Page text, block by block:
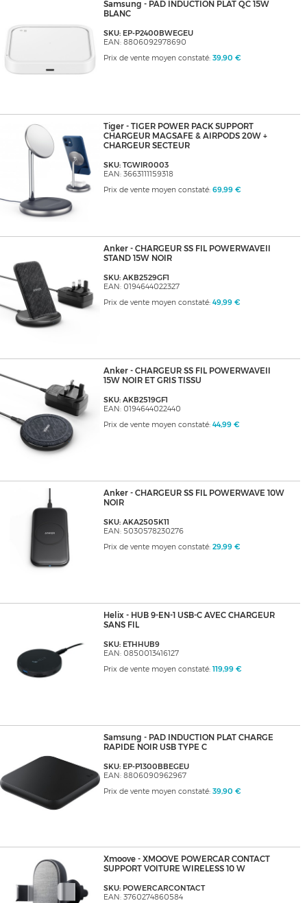
Samsung - PAD INDUCTION PLAT QC 15W
BLANC
SKU: EP-P2400BWEGEU
EAN: 8806092978690
Prix de vente moyen constaté: 39,90 €
Tiger - TIGER POWER PACK SUPPORT
CHARGEUR MAGSAFE & AIRPODS 20W +
CHARGEUR SECTEUR
SKU: TGWIR0003
EAN: 3663111159318
Prix de vente moyen constaté: 69,99 €
Anker - CHARGEUR SS FIL POWERWAVEII
STAND 15W NOIR
SKU: AKB2529GF1
EAN: 0194644022327
Prix de vente moyen constaté: 49,99 €
Anker - CHARGEUR SS FIL POWERWAVEII
15W NOIR ET GRIS TISSU
SKU: AKB2519GF1
EAN: 0194644022440
Prix de vente moyen constaté: 44,99 €
Anker - CHARGEUR SS FIL POWERWAVE 10W
NOIR
SKU: AKA2505K11
EAN: 5030578230276
Prix de vente moyen constaté: 29,99 €
Helix - HUB 9-EN-1 USB-C AVEC CHARGEUR
SANS FIL
SKU: ETHHUB9
EAN: 0850013416127
Prix de vente moyen constaté: 119,99 €
Samsung - PAD INDUCTION PLAT CHARGE
RAPIDE NOIR USB TYPE C
SKU: EP-P1300BBEGEU
EAN: 8806090962967
Prix de vente moyen constaté: 39,90 €
Xmoove - XMOOVE POWERCAR CONTACT
SUPPORT VOITURE WIRELESS 10 W
SKU: POWERCARCONTACT
EAN: 3760274860584